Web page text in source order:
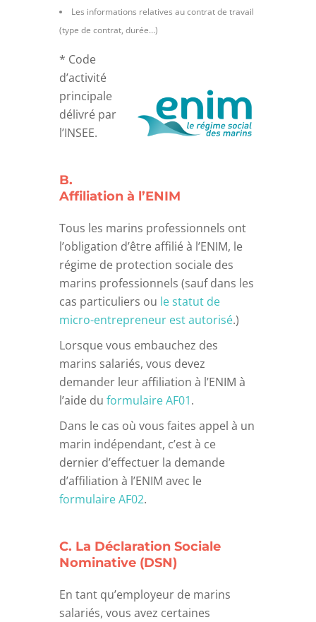
Les informations relatives au contrat de travail
(type de contrat, durée…)
* Code
d’activité
principale
délivré par
l’INSEE.
B.
Affiliation à l’ENIM
Tous les marins professionnels ont
l’obligation d’être affilié à l’ENIM, le
régime de protection sociale des
marins professionnels (sauf dans les
cas particuliers ou le statut de
micro-entrepreneur est autorisé.)
Lorsque vous embauchez des
marins salariés, vous devez
demander leur affiliation à l’ENIM à
l’aide du formulaire AF01.
Dans le cas où vous faites appel à un
marin indépendant, c’est à ce
dernier d’effectuer la demande
d’affiliation à l’ENIM avec le
formulaire AF02.
C. La Déclaration Sociale
Nominative (DSN)
En tant qu’employeur de marins
salariés, vous avez certaines